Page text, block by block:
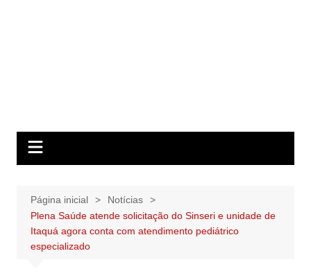
Página inicial
Notícias
Plena Saúde atende solicitação do Sinseri e unidade de
Itaquá agora conta com atendimento pediátrico
especializado